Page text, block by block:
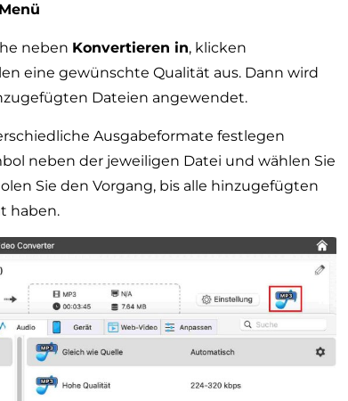
neben Konvertieren in, klicken
eine gewünschte Qualität aus. Dann wird
Dateien angewendet.
Ausgabeformate festlegen
neben der jeweiligen Datei und wählen Sie
Sie den Vorgang, bis alle hinzugefügten
haben.